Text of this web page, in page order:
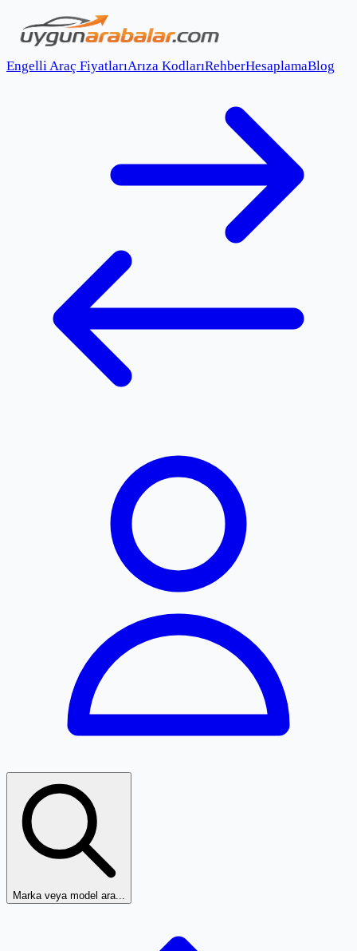
Engelli Araç FiyatlarıArıza KodlarıRehberHesaplamaBlog
Marka veya model ara...